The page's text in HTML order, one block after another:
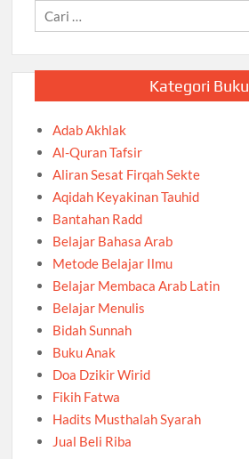
Kategori Buku
Adab Akhlak
Al-Quran Tafsir
Aliran Sesat Firqah Sekte
Aqidah Keyakinan Tauhid
Bantahan Radd
Belajar Bahasa Arab
Metode Belajar Ilmu
Belajar Membaca Arab Latin
Belajar Menulis
Bidah Sunnah
Buku Anak
Doa Dzikir Wirid
Fikih Fatwa
Hadits Musthalah Syarah
Jual Beli Riba